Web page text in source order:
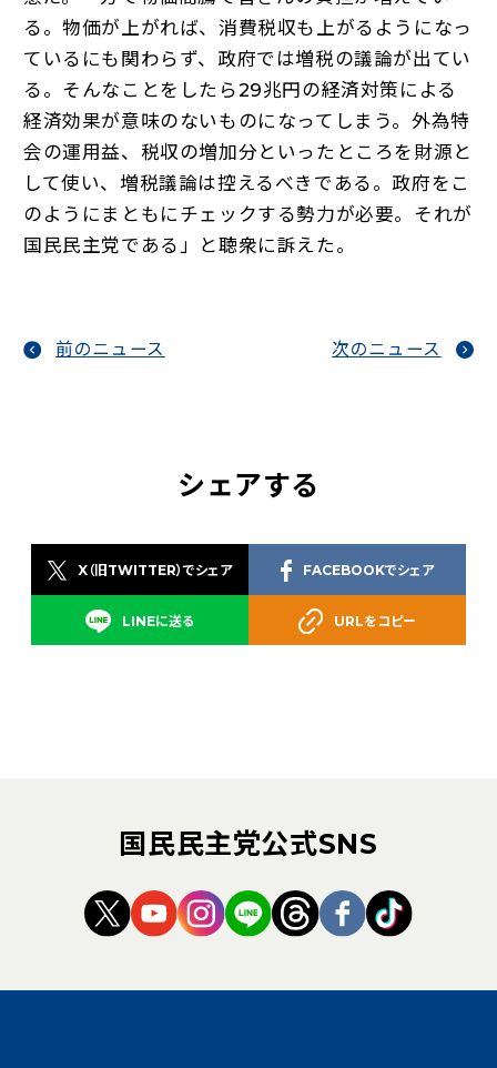
る。物価が上がれば、消費税収も上がるようになっ
ているにも関わらず、政府では増税の議論が出てい
る。そんなことをしたら29兆円の経済対策による
経済効果が意味のないものになってしまう。外為特
会の運用益、税収の増加分といったところを財源と
して使い、増税議論は控えるべきである。政府をこ
のようにまともにチェックする勢力が必要。それが
国民民主党である」と聴衆に訴えた。
前のニュース 次のニュース
シェアする
X（旧TWITTER）でシェア
LINEに送る
FACEBOOKでシェア
URLをコピー
国民民主党公式SNS
（新しいタブで開く）
（新しいタブで開く）
（新しいタブで開く）
（新しいタブで開く）
（新しいタブで開
（新しいタブ
（新しい